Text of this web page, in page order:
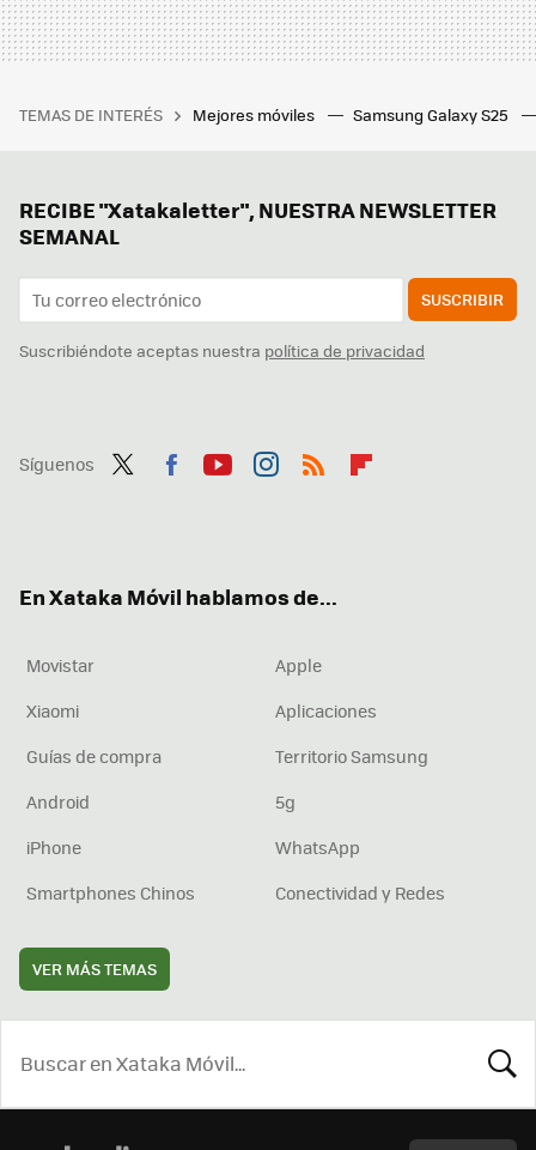
TEMAS DE INTERÉS Mejores móviles Samsung Galaxy S25
RECIBE "Xatakaletter", NUESTRA NEWSLETTER
SEMANAL
SUSCRIBIR
Suscribiéndote aceptas nuestra política de privacidad
Síguenos
En Xataka Móvil hablamos de...
Movistar
Apple
Xiaomi
Aplicaciones
Guías de compra
Territorio Samsung
Android
5g
iPhone
WhatsApp
Smartphones Chinos
Conectividad y Redes
VER MÁS TEMAS